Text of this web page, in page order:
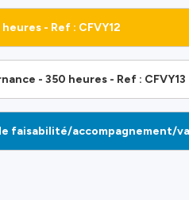
- Ref : CFVY12
- 350 heures - Ref : CFVY13